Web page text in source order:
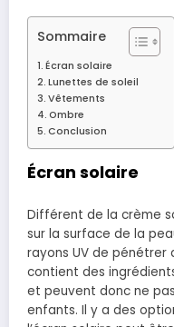
Sommaire
Écran solaire
Lunettes de soleil
Vêtements
Ombre
Conclusion
Écran solaire
Différent de la crème
sur la surface de la
rayons UV de pénétrer
contient des
et peuvent donc ne
enfants. Il y a des